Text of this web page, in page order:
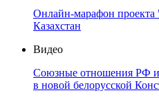
Онлайн-марафон проекта
Казахстан
Видео
Союзные отношения РФ
в новой белорусской